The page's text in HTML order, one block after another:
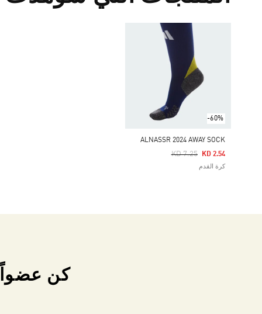
-60%
ALNASSR 2024 AWAY SOCK
Price Reduced From
KD 7.25
To KD 2.54
كرة القدم
كن عضواً